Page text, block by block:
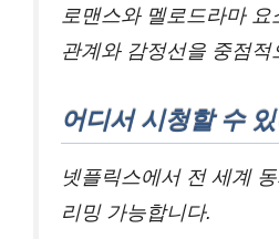
로맨스와 멜로드라마
관계와 감정선을 중점적
어디서 시청할 수
넷플릭스에서 전 세계
리밍 가능합니다.